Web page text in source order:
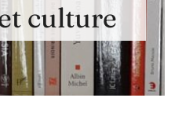
culture